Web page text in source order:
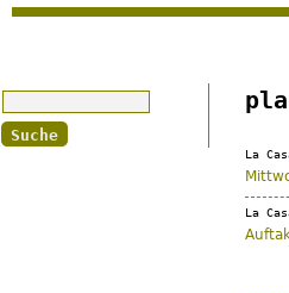
La
La
Suche